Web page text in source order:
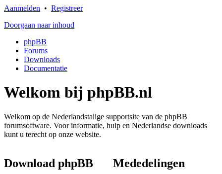
Aanmelden • Registreer
Doorgaan naar inhoud
phpBB
Forums
Downloads
Documentatie
Welkom bij phpBB.nl
Welkom op de Nederlandstalige supportsite van de phpBB
forumsoftware. Voor informatie, hulp en Nederlandse downloads
kunt u terecht op onze website.
Download phpBB Mededelingen